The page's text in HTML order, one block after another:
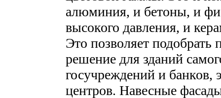
алюминия, и бетоны, и
высокого давления, и
Это позволяет подобрать
решение для зданий
госучреждений и банков,
центров. Навесные